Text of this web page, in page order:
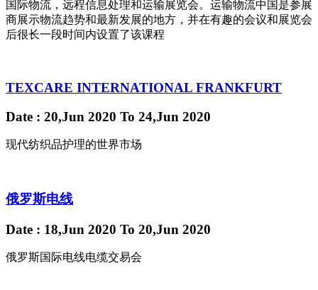
国际物流，远程信息处理和运输展览会。运输物流中国是参展
商展示物流趋势和最新发展的地方，并在有趣的会议和展览会
后很长一段时间内设置了该课程
TEXCARE INTERNATIONAL FRANKFURT
Date : 20,Jun 2020 To 24,Jun 2020
现代纺织品护理的世界市场
俄罗斯电线
Date : 18,Jun 2020 To 20,Jun 2020
俄罗斯国际电线电缆交易会